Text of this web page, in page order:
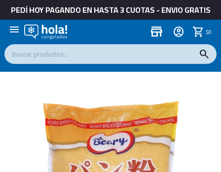
PEDÍ HOY PAGANDO EN HASTA 3 CUOTAS - ENVIO GRATIS
menu store $0